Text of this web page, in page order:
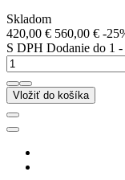
Skladom
420,00 € 560,00 € -
S DPH Dodanie do 1
Vložiť do košíka